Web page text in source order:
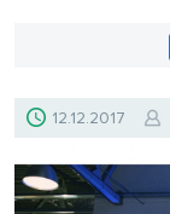
12.12.2017